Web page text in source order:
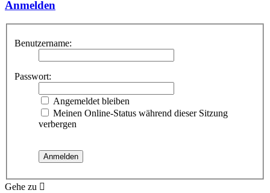
Anmelden
Benutzername:
Passwort:
Angemeldet bleiben
Meinen Online-Status während dieser Sitzung
verbergen
Gehe zu